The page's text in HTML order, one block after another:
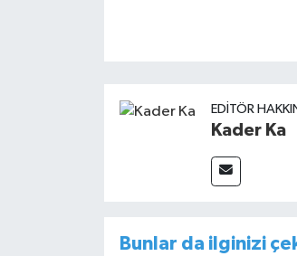
EDITÖR
Kader Ka
Bunlar da ilginizi